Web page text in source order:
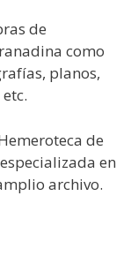
de
como
planos,
de
en
archivo.